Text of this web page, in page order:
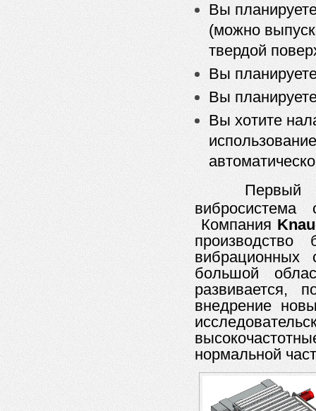
Вы
(можно
твердой
Вы
Вы
Вы хотите
Первый
Компания K
производство
большой
развивается,
внедрение
нормальной